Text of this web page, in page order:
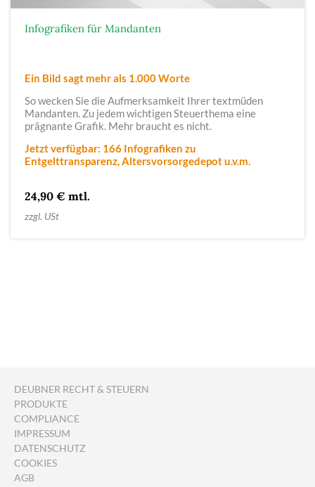
Infografiken für Mandanten
Ein Bild sagt mehr als 1.000 Worte
So wecken Sie die Aufmerksamkeit Ihrer textmüden
Mandanten. Zu jedem wichtigen Steuerthema eine
prägnante Grafik. Mehr braucht es nicht.
Jetzt verfügbar: 166 Infografiken zu
Entgelttransparenz, Altersvorsorgedepot u.v.m.
24,90 € mtl.
zzgl. USt
DEUBNER RECHT & STEUERN
PRODUKTE
COMPLIANCE
IMPRESSUM
DATENSCHUTZ
COOKIES
AGB